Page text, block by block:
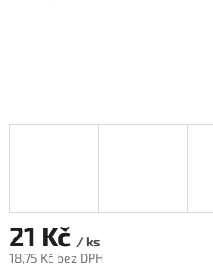
21 Kč / ks
18,75 Kč bez DPH